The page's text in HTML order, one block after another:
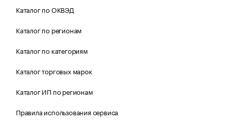
Каталог по ОКВЭД
Каталог по регионам
Каталог по категориям
Каталог торговых марок
Каталог ИП по регионам
Правила использования сервиса